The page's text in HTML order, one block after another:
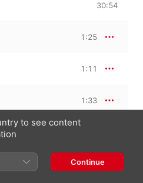
30:54
1:25
1:11
1:33
1:44
to see content
Continue